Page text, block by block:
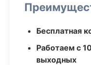
Бесплатная
Работаем с
выходных